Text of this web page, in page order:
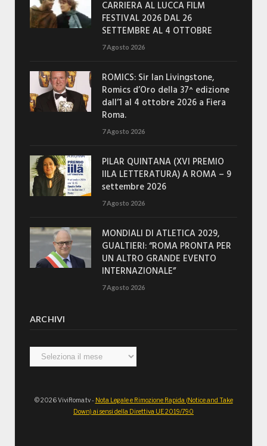
CARRIERA AL LUCCA FILM
FESTIVAL 2026 DAL 26
SETTEMBRE AL 4 OTTOBRE
7 Agosto 2026
ROMICS: Sir Ian Livingstone,
Romics d’Oro della 37^ edizione
dall’1 al 4 ottobre 2026 a Fiera
Roma.
7 Agosto 2026
PILAR QUINTANA (XVI PREMIO
IILA LETTERATURA) A ROMA – 9
settembre 2026
7 Agosto 2026
MONDIALI DI ATLETICA 2029,
GUALTIERI: “ROMA PRONTA PER
UN ALTRO GRANDE EVENTO
INTERNAZIONALE”
7 Agosto 2026
ARCHIVI
Archivi
© 2026 ViviRoma.tv - Nota Legale e Rimozione Rapida (Notice and Take
Down) ai sensi della Direttiva UE 2019/790